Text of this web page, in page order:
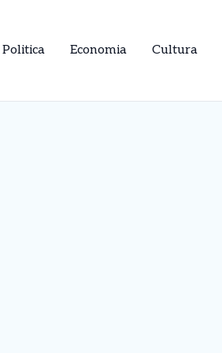
Politica Economia Cultura